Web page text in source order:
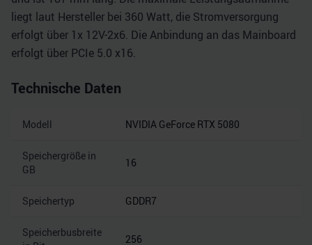
liegt laut Hersteller bei 360 Watt, die Stromversorgung
erfolgt über 1x 12V-2x6. Die Anbindung an das Mainboard
erfolgt über PCIe 5.0 x16.
Technische Daten
Modell NVIDIA GeForce RTX 5080
Speichergröße in
GB
16
Speichertyp GDDR7
Speicherbusbreite
256